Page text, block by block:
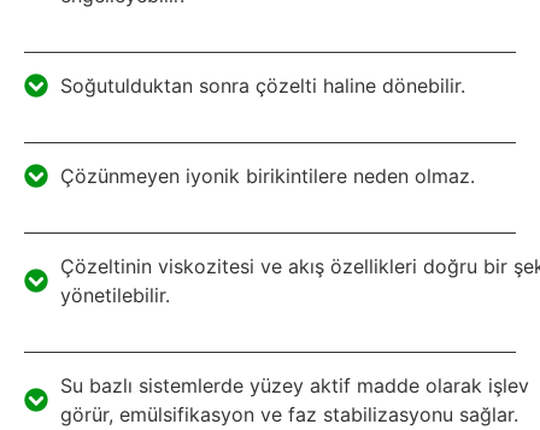
Soğutulduktan sonra çözelti haline dönebilir.
Çözünmeyen iyonik birikintilere neden olmaz.
Çözeltinin viskozitesi ve akış özellikleri doğru bir
yönetilebilir.
Su bazlı sistemlerde yüzey aktif madde olarak işlev
görür, emülsifikasyon ve faz stabilizasyonu sağlar.